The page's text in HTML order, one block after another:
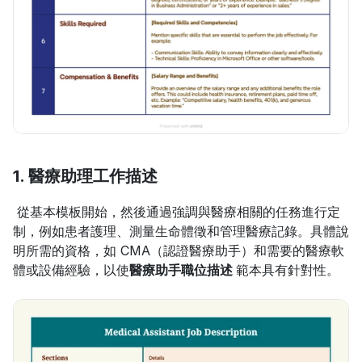
1. 醫療助理工作描述
制，例如患者護理、測量生命體徵和管理醫療記錄。具體說
明所需的資格，如 CMA（認證醫療助手）和需要的醫療軟
體或設備經驗，以使醫療助手職位描述 範本具有針對性。